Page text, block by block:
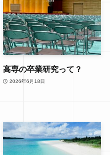
高専の卒業研究って？
2026年6月18日